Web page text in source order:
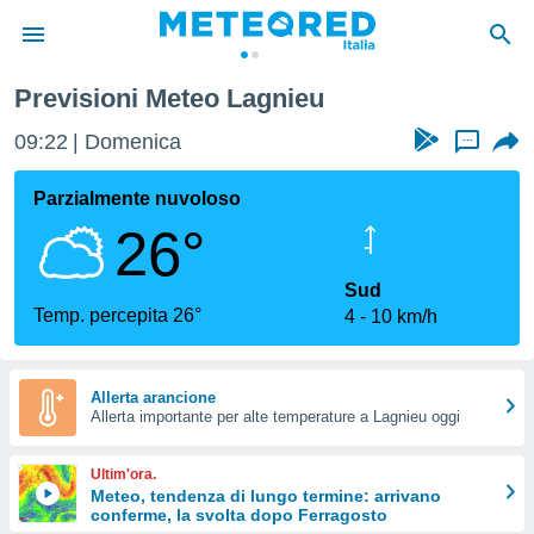
di
per
le
di
Web
le
Previsioni Meteo Lagnieu
09:22 Domenica ...
Parzialmente nuvoloso
26°
Temp. percepita 26°
Sud
4
10 km/h
Allerta arancione
Allerta importante per alte temperature a Lagnieu oggi
Ultim'ora.
Meteo, tendenza di lungo termine: arrivano
conferme, la svolta dopo Ferragosto